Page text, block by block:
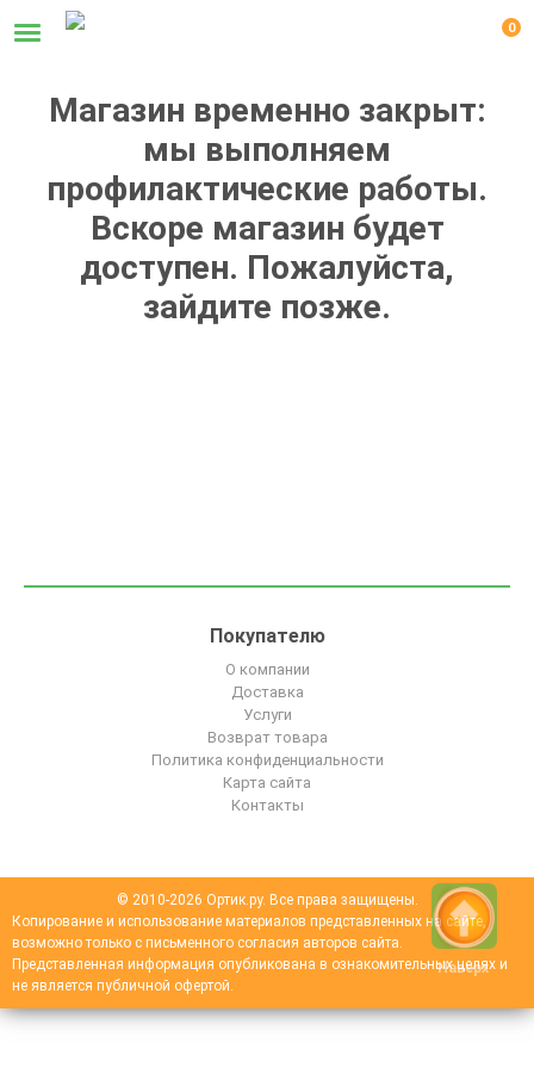
0
Магазин временно закрыт:
мы выполняем
профилактические работы.
Вскоре магазин будет
доступен. Пожалуйста,
зайдите позже.
Покупателю
О компании
Доставка
Услуги
Возврат товара
Политика конфиденциальности
Карта сайта
Контакты
© 2010-2026 Ортик.ру. Все права защищены.
Копирование и использование материалов представленных на сайте,
возможно только с письменного согласия авторов сайта.
Представленная информация опубликована в ознакомительных целях и
не является публичной офертой.
Наверх